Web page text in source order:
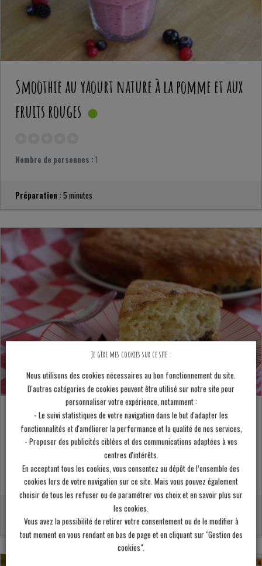
Smoothie au yaourt nature à la pomme et aux
fruits rouges
Nombre de personnes : 1
Préparation : 5 minutes
Gâteau à la vanille et aux pépites de chocolat
Cuisson :30 minutes
Je gère mes cookies sur ce site :
Nous utilisons des cookies nécessaires au bon fonctionnement du site.
D'autres catégories de cookies peuvent être utilisé sur notre site pour
personnaliser votre expérience, notamment :
- Le suivi statistiques de votre navigation dans le but d'adapter les
fonctionnalités et d'améliorer la performance et la qualité de nos services,
- Proposer des publicités ciblées et des communications adaptées à vos
centres d'intérêts.
En acceptant tous les cookies, vous consentez au dépôt de l’ensemble des
cookies lors de votre navigation sur ce site. Mais vous pouvez également
choisir de tous les refuser ou de paramétrer vos choix et en savoir plus sur
les cookies.
Vous avez la possibilité de retirer votre consentement ou de le modifier à
tout moment en vous rendant en bas de page et en cliquant sur "Gestion des
cookies".